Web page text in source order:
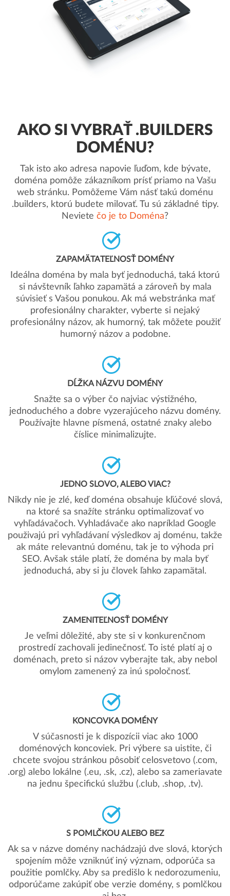
AKO SI VYBRAŤ .BUILDERS
DOMÉNU?
Tak isto ako adresa napovie ľuďom, kde bývate,
doména pomôže zákazníkom prísť priamo na Vašu
web stránku. Pomôžeme Vám násť takú doménu
.builders, ktorú budete milovať. Tu sú základné tipy.
Neviete čo je to Doména?
ZAPAMÄTATEĽNOSŤ DOMÉNY
Ideálna doména by mala byť jednoduchá, taká ktorú
si návštevník ľahko zapamätá a zároveň by mala
súvisieť s Vašou ponukou. Ak má webstránka mať
profesionálny charakter, vyberte si nejaký
profesionálny názov, ak humorný, tak môžete použiť
humorný názov a podobne.
DĹŽKA NÁZVU DOMÉNY
Snažte sa o výber čo najviac výstižného,
jednoduchého a dobre vyzerajúceho názvu domény.
Používajte hlavne písmená, ostatné znaky alebo
číslice minimalizujte.
JEDNO SLOVO, ALEBO VIAC?
Nikdy nie je zlé, keď doména obsahuje kľúčové slová,
na ktoré sa snažíte stránku optimalizovať vo
vyhľadávačoch. Vyhladávače ako napríklad Google
použivajú pri vyhľadávaní výsledkov aj doménu, takže
ak máte relevantnú doménu, tak je to výhoda pri
SEO. Avšak stále platí, že doména by mala byť
jednoduchá, aby si ju človek ľahko zapamätal.
ZAMENITEĽNOSŤ DOMÉNY
Je veľmi dôležité, aby ste si v konkurenčnom
prostredí zachovali jedinečnosť. To isté platí aj o
doménach, preto si názov vyberajte tak, aby nebol
omylom zamenený za inú spoločnosť.
KONCOVKA DOMÉNY
V súčasnosti je k dispozícii viac ako 1000
doménových koncoviek. Pri výbere sa uistite, či
chcete svojou stránkou pôsobiť celosvetovo (.com,
.org) alebo lokálne (.eu, .sk, .cz), alebo sa zameriavate
na jednu špecifickú službu (.club, .shop, .tv).
S POMLČKOU ALEBO BEZ
Ak sa v názve domény nachádzajú dve slová, ktorých
spojením môže vzniknúť iný význam, odporúča sa
použitie pomlčky. Aby sa predišlo k nedorozumeniu,
odporúčame zakúpiť obe verzie domény, s pomlčkou